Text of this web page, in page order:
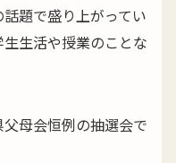
題で盛り上がってい
生活や授業のことな
母会恒例の抽選会で